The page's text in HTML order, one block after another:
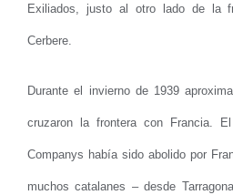
Exiliados, justo al otro lado de la
Cerbere.
Durante el invierno de 1939
cruzaron la frontera con Francia.
Companys había sido abolido por
muchos catalanes – desde